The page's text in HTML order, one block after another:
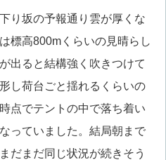
り坂の予報通り雲が厚くな
標高800mくらいの見晴らし
出ると結構強く吹きつけて
し荷台ごと揺れるくらいの
点でテントの中で落ち着い
っていました。結局朝まで
だまだ同じ状況が続きそう